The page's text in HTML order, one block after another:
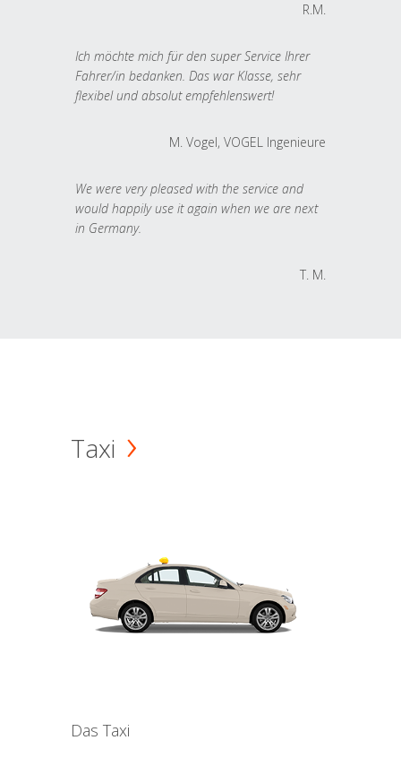
R.M.
Ich möchte mich für den super Service Ihrer
Fahrer/in bedanken. Das war Klasse, sehr
flexibel und absolut empfehlenswert!
M. Vogel, VOGEL Ingenieure
We were very pleased with the service and
would happily use it again when we are next
in Germany.
T. M.
Taxi
Das Taxi